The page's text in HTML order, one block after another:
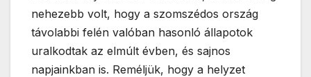
nehezebb volt, hogy a szomszédos ország
távolabbi felén valóban hasonló állapotok
uralkodtak az elmúlt évben, és sajnos
napjainkban is. Reméljük, hogy a helyzet